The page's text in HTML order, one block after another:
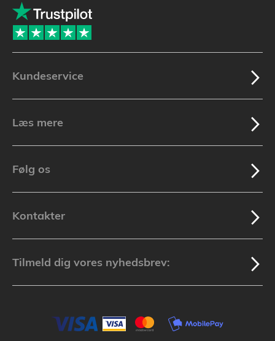
Kundeservice
Læs mere
Følg os
Kontakter
Tilmeld dig vores nyhedsbrev: